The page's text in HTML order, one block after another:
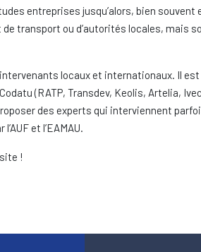
entreprises jusqu’alors, bien
transport ou d’autorités locales, mais
locaux et internationaux. Il
(RATP, Transdev, Keolis, Artelia,
des experts qui interviennent
et l’EAMAU.
!